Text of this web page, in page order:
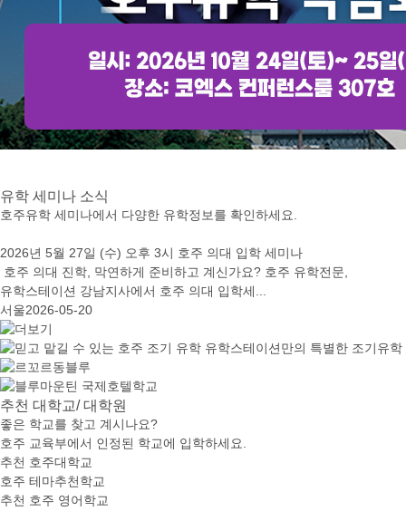
유학 세미나 소식
호주유학 세미나에서 다양한 유학정보를 확인하세요.
2026년 5월 27일 (수) 오후 3시 호주 의대 입학 세미나
호주 의대 진학, 막연하게 준비하고 계신가요? 호주 유학전문,
유학스테이션 강남지사에서 호주 의대 입학세...
서울2026-05-20
추천 대학교/ 대학원
좋은 학교를 찾고 계시나요?
호주 교육부에서 인정된 학교에 입학하세요.
추천 호주대학교
호주 테마추천학교
추천 호주 영어학교